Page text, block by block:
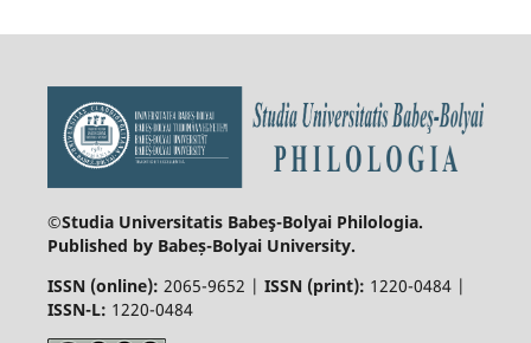
©Studia Universitatis Babeş-Bolyai Philologia.
Published by Babeș-Bolyai University.
ISSN (online): 2065-9652 | ISSN (print): 1220-0484 |
ISSN-L: 1220-0484